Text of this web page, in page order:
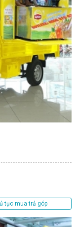
tục mua trả góp